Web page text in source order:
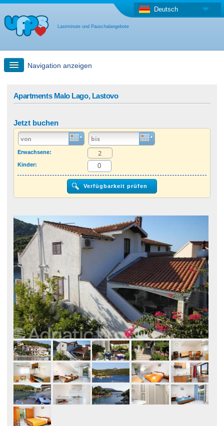
Lastminute und Pauschalangebote
Deutsch
Navigation anzeigen
Last Minute Angebot + Pauschalangebot
Anderes Land
Apartments Malo Lago, Lastovo
Jetzt buchen
Erwachsene:
Kinder: